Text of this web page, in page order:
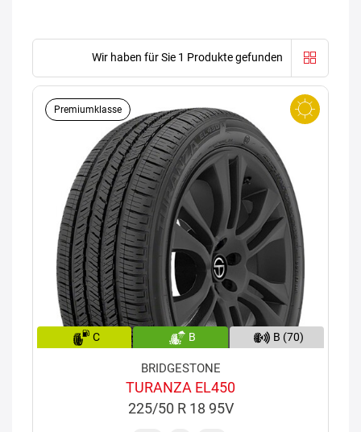
Wir haben für Sie 1 Produkte gefunden
Premiumklasse
C B B (70)
BRIDGESTONE
TURANZA EL450
225/50 R 18 95V